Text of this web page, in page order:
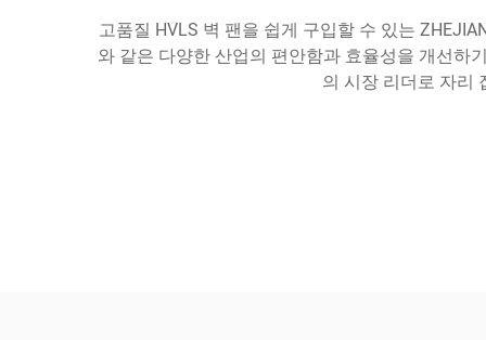
고품질 HVLS 벽 팬을 쉽게 구입할 수 있는
와 같은 다양한 산업의 편안함과 효율성을 개선하
의 시장 리더로 자리